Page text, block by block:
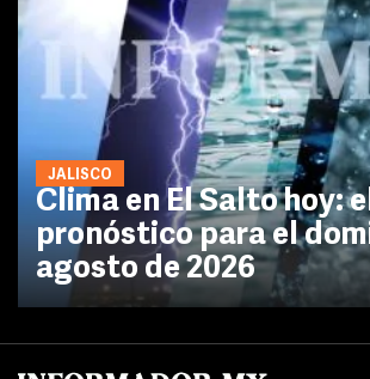
JALISCO
Clima en El Salto hoy:
pronóstico para el
agosto de 2026